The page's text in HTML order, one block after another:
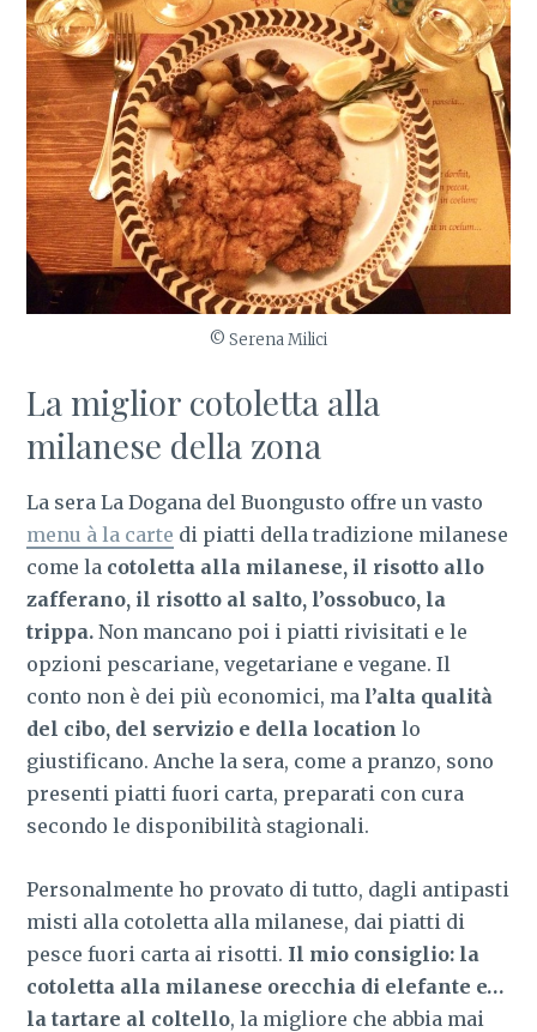
© Serena Milici
La miglior cotoletta alla
milanese della zona
La sera La Dogana del Buongusto offre un vasto
menu à la carte di piatti della tradizione milanese
come la cotoletta alla milanese, il risotto allo
zafferano, il risotto al salto, l’ossobuco, la
trippa.Non mancano poi i piatti rivisitati e le
opzioni pescariane, vegetariane e vegane. Il
conto non è dei più economici, ma l’alta qualità
del cibo, del servizio e della location lo
giustificano. Anche la sera, come a pranzo, sono
presenti piatti fuori carta, preparati con cura
secondo le disponibilità stagionali.
Personalmente ho provato di tutto, dagli antipasti
misti alla cotoletta alla milanese, dai piatti di
pesce fuori carta ai risotti. Il mio consiglio: la
cotoletta alla milanese orecchia di elefante e…
la tartare al coltello, la migliore che abbia mai